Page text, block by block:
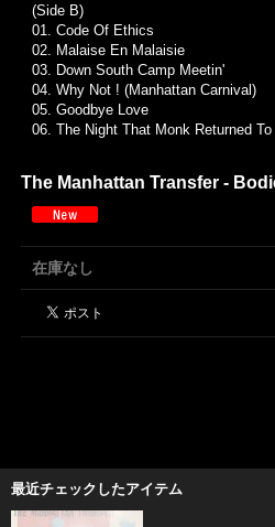
(Side B)
01. Code Of Ethics
02. Malaise En Malaisie
03. Down South Camp Meetin'
04. Why Not ! (Manhattan Carnival)
05. Goodbye Love
06. The Night That Monk Returned
The Manhattan Transfer -
在庫なし
最近チェックしたアイテム